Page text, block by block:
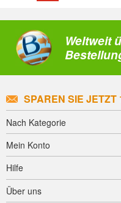
Weltweit
SPAREN SIE JETZT
Nach Kategorie
Mein Konto
Hilfe
Über uns